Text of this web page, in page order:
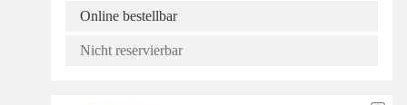
Online bestellbar
Nicht reservierbar